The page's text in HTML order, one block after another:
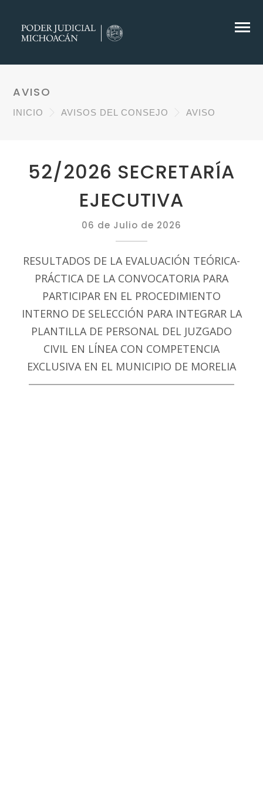
AVISO
INICIO AVISOS DEL CONSEJO AVISO
52/2026 SECRETARÍA
EJECUTIVA
06 de Julio de 2026
RESULTADOS DE LA EVALUACIÓN TEÓRICA-
PRÁCTICA DE LA CONVOCATORIA PARA
PARTICIPAR EN EL PROCEDIMIENTO
INTERNO DE SELECCIÓN PARA INTEGRAR LA
PLANTILLA DE PERSONAL DEL JUZGADO
CIVIL EN LÍNEA CON COMPETENCIA
EXCLUSIVA EN EL MUNICIPIO DE MORELIA